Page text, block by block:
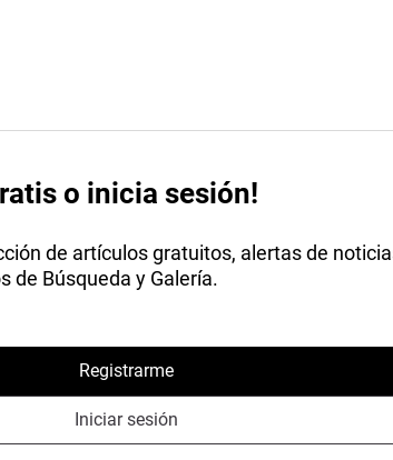
o inicia sesión!
de artículos gratuitos, alertas de
de Búsqueda y Galería.
Registrarme
Iniciar sesión